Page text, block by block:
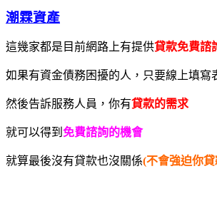
潮霖資產
這幾家都是目前網路上有提供貸款免費諮
如果有資金債務困擾的人，只要線上填寫
然後告訴服務人員，你有貸款的需求
就可以得到 免費諮詢的機會
就算最後沒有貸款也沒關係(不會強迫你